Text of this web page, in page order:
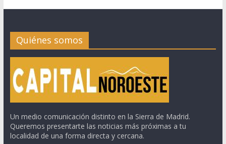
Quiénes somos
Un medio comunicación distinto en la Sierra de Madrid.
Queremos presentarte las noticias más próximas a tu
localidad de una forma directa y cercana.